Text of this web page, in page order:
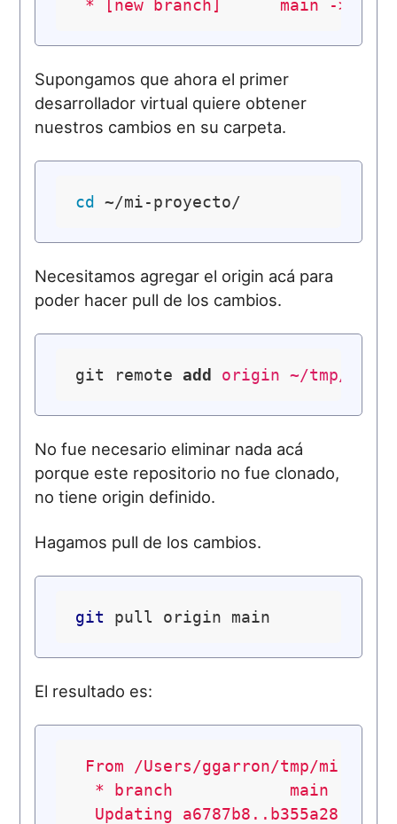
* [new branch] main ->
Supongamos que ahora el primer
desarrollador virtual quiere obtener
nuestros cambios en su carpeta.
cd
Necesitamos agregar el origin acá para
poder hacer pull de los cambios.
git remote add origin ~/tmp/mi-
No fue necesario eliminar nada acá
porque este repositorio no fue clonado,
no tiene origin definido.
Hagamos pull de los cambios.
git
El resultado es:
From
/Users/ggarron/tmp/mi-
*
branch main
Updating
a6787b8..b355a28